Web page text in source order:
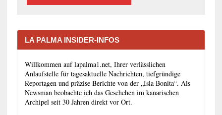
LA PALMA INSIDER-INFOS
Willkommen auf lapalma1.net, Ihrer verlässlichen
Anlaufstelle für tagesaktuelle Nachrichten, tiefgründige
Reportagen und präzise Berichte von der „Isla Bonita“. Als
Newsman beobachte ich das Geschehen im kanarischen
Archipel seit 30 Jahren direkt vor Ort.